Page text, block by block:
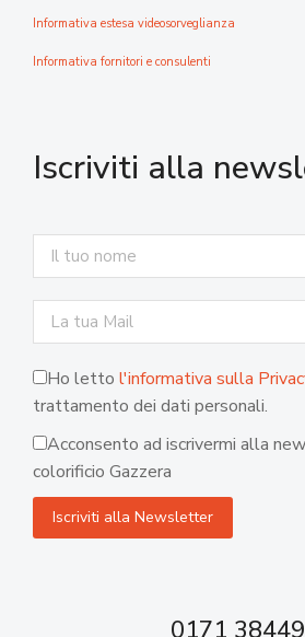
Informativa estesa videosorveglianza
Informativa fornitori e consulenti
Iscriviti alla
Ho letto l'informativa sulla
trattamento dei dati personali.
Acconsento ad iscrivermi alla
colorificio Gazzera